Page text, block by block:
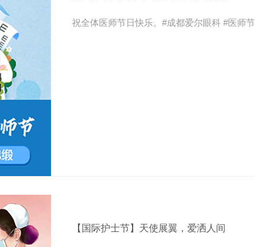
祝全体医师节日快乐。#成都爱尔眼科 #医师节
【国际护士节】天使展翼，爱洒人间